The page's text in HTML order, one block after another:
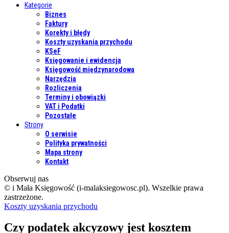
Kategorie
Biznes
Faktury
Korekty i błędy
Koszty uzyskania przychodu
KSeF
Księgowanie i ewidencja
Księgowość międzynarodowa
Narzędzia
Rozliczenia
Terminy i obowiązki
VAT i Podatki
Pozostałe
Strony
O serwisie
Polityka prywatności
Mapa strony
Kontakt
Obserwuj nas
© i Mała Księgowość (i-malaksiegowosc.pl). Wszelkie prawa
zastrzeżone.
Koszty uzyskania przychodu
Czy podatek akcyzowy jest kosztem